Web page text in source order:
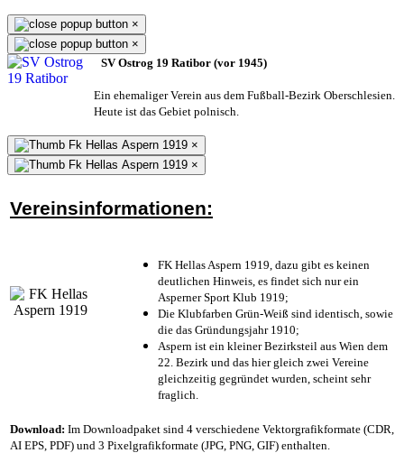
×
×
SV Ostrog 19 Ratibor (vor 1945)
Ein ehemaliger Verein aus dem Fußball-Bezirk Oberschlesien.
Heute ist das Gebiet polnisch.
×
×
Vereinsinformationen:
FK Hellas Aspern 1919, dazu gibt es keinen
deutlichen Hinweis, es findet sich nur ein
Asperner Sport Klub 1919;
Die Klubfarben Grün-Weiß sind identisch, sowie
die das Gründungsjahr 1910;
Aspern ist ein kleiner Bezirksteil aus Wien dem
22. Bezirk und das hier gleich zwei Vereine
gleichzeitig gegründet wurden, scheint sehr
fraglich.
Download: Im Downloadpaket sind 4 verschiedene Vektorgrafikformate (CDR,
AI EPS, PDF) und 3 Pixelgrafikformate (JPG, PNG, GIF) enthalten.